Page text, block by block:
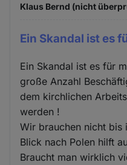
Klaus Bernd (nicht
Ein Skandal ist es
Ein Skandal ist es für
große Anzahl
dem kirchlichen
werden !
Wir brauchen nicht bis
Blick nach Polen hilft
Braucht man wirklich